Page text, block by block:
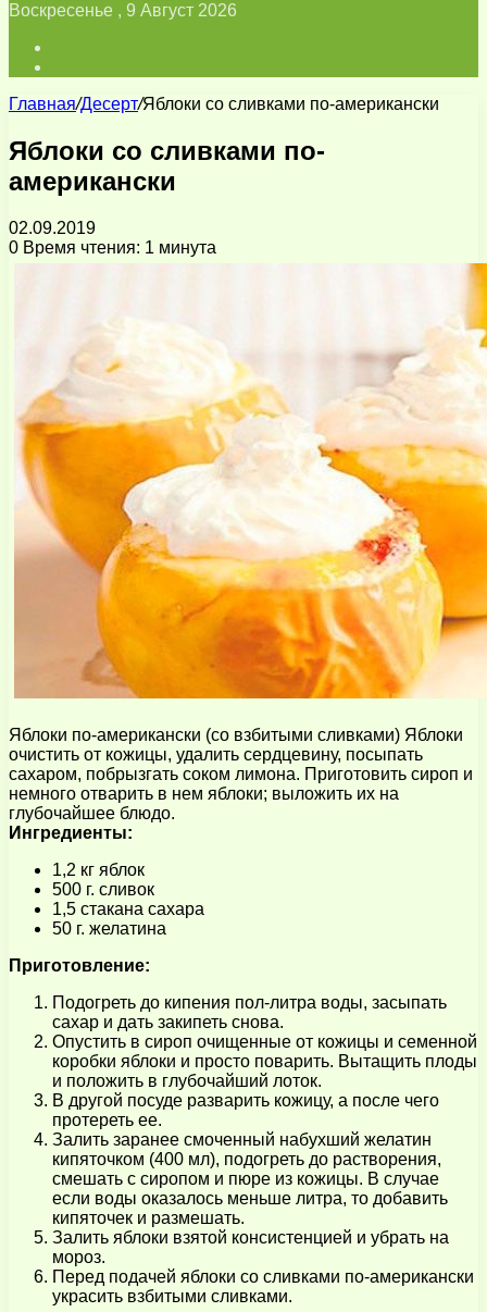
Воскресенье , 9 Август 2026
Главная/Десерт/Яблоки со сливками по-американски
Яблоки со сливками по-
американски
02.09.2019
0 Время чтения: 1 минута
Яблоки по-американски (со взбитыми сливками) Яблоки
очистить от кожицы, удалить сердцевину, посыпать
сахаром, побрызгать соком лимона. Приготовить сироп и
немного отварить в нем яблоки; выложить их на
глубочайшее блюдо.
Ингредиенты:
1,2 кг яблок
500 г. сливок
1,5 стакана сахара
50 г. желатина
Приготовление:
Подогреть до кипения пол-литра воды, засыпать
сахар и дать закипеть снова.
Опустить в сироп очищенные от кожицы и семенной
коробки яблоки и просто поварить. Вытащить плоды
и положить в глубочайший лоток.
В другой посуде разварить кожицу, а после чего
протереть ее.
Залить заранее смоченный набухший желатин
кипяточком (400 мл), подогреть до растворения,
смешать с сиропом и пюре из кожицы. В случае
если воды оказалось меньше литра, то добавить
кипяточек и размешать.
Залить яблоки взятой консистенцией и убрать на
мороз.
Перед подачей яблоки со сливками по-американски
украсить взбитыми сливками.